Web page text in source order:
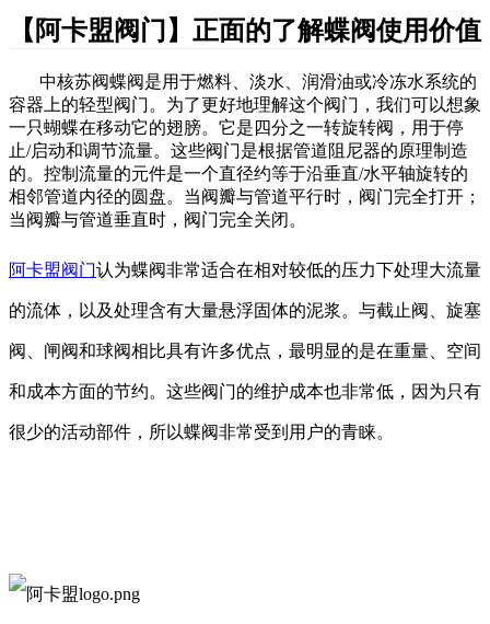
【阿卡盟阀门】正面的了解蝶阀使用价值
中核苏阀蝶阀是用于燃料、淡水、润滑油或冷冻水系统的
容器上的轻型阀门。为了更好地理解这个阀门，我们可以想象
一只蝴蝶在移动它的翅膀。它是四分之一转旋转阀，用于停
止/启动和调节流量。这些阀门是根据管道阻尼器的原理制造
的。控制流量的元件是一个直径约等于沿垂直/水平轴旋转的
相邻管道内径的圆盘。当阀瓣与管道平行时，阀门完全打开；
当阀瓣与管道垂直时，阀门完全关闭。
阿卡盟阀门认为蝶阀非常适合在相对较低的压力下处理大流量
的流体，以及处理含有大量悬浮固体的泥浆。与截止阀、旋塞
阀、闸阀和球阀相比具有许多优点，最明显的是在重量、空间
和成本方面的节约。这些阀门的维护成本也非常低，因为只有
很少的活动部件 ， 所以蝶阀非常受到用户的青睐。